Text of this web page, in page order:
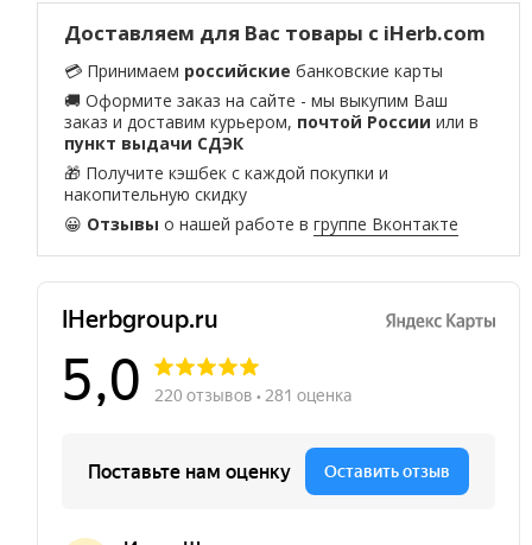
Доставляем для Вас товары с iHerb.com
💳 Принимаем российские банковские карты
🚚 Оформите заказ на сайте - мы выкупим Ваш
заказ и доставим курьером, почтой России или в
пункт выдачи СДЭК
🎁 Получите кэшбек с каждой покупки и
накопительную скидку
😀 Отзывы о нашей работе вгруппе Вконтакте